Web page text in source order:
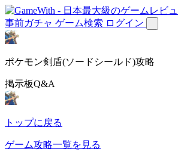
事前ガチャ ゲーム検索 ログイン
ポケモン剣盾(ソードシールド)攻略
掲示板Q&A
トップに戻る
ゲーム攻略一覧を見る